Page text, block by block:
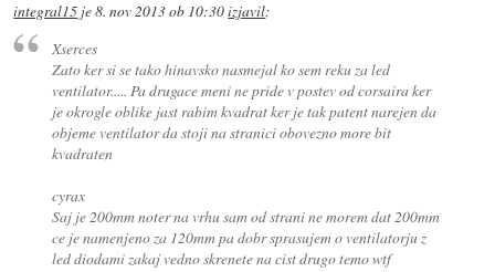
integral15 je8. nov 2013 ob 10:30izjavil:
Xserces
Zato ker si se tako hinavsko nasmejal ko sem reku za led
ventilator..... Pa drugace meni ne pride v postev od corsaira ker
je okrogle oblike jast rabim kvadrat ker je tak patent narejen da
objeme ventilator da stoji na stranici obovezno more bit
kvadraten
cyrax
Saj je 200mm noter na vrhu sam od strani ne morem dat 200mm
ce je namenjeno za 120mm pa dobr sprasujem o ventilatorju z
led diodami zakaj vedno skrenete na cist drugo temo wtf